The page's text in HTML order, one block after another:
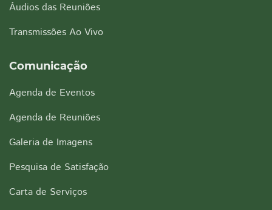
Áudios das Reuniões
Transmissões Ao Vivo
Comunicação
Agenda de Eventos
Agenda de Reuniões
Galeria de Imagens
Pesquisa de Satisfação
Carta de Serviços